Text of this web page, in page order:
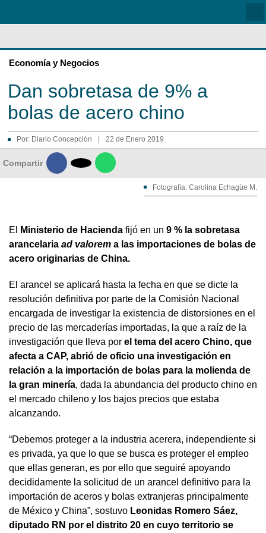
Economía y Negocios
Dan sobretasa de 9% a
bolas de acero chino
Por: Diario Concepción 22 de Enero 2019
Compartir
Fotografía: Carolina Echagüe M.
El Ministerio de Hacienda fijó en un 9 % la sobretasa
arancelaria ad valorem a las importaciones de bolas de
acero originarias de China.
El arancel se aplicará hasta la fecha en que se dicte la
resolución definitiva por parte de la Comisión Nacional
encargada de investigar la existencia de distorsiones en el
precio de las mercaderías importadas, la que a raíz de la
investigación que lleva por el tema del acero Chino, que
afecta a CAP, abrió de oficio una investigación en
relación a la importación de bolas para la molienda de
la gran minería, dada la abundancia del producto chino en
el mercado chileno y los bajos precios que estaba
alcanzando.
“Debemos proteger a la industria acerera, independiente si
es privada, ya que lo que se busca es proteger el empleo
que ellas generan, es por ello que seguiré apoyando
decididamente la solicitud de un arancel definitivo para la
importación de aceros y bolas extranjeras principalmente
de México y China”, sostuvo Leonidas Romero Sáez,
diputado RN por el distrito 20 en cuyo territorio se